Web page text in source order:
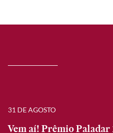
31 DE AGOSTO
Vem aí! Prêmio